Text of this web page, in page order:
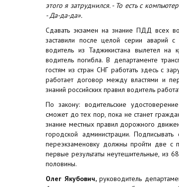
этого я затруднился. - То есть с
- Да-да-да».
Сдавать экзамен на знание ПДД всех
заставили после целой серии аварий
водитель из Таджикистана вылетел
водитель погибла. В департаменте
гостям из стран СНГ работать здесь с
работает договор между властями и
знаний российских правил водитель
По закону: водительские
сможет до тех пор, пока не станет
знание местных правил дорожного
городской администрации.
переэкзаменовку должны пройти две с
первые результаты неутешительные, из
половины.
Олег Якубович,руководитель